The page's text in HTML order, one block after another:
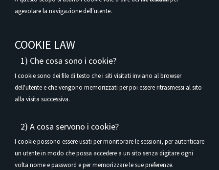
agevolare la navigazione dell'utente.
COOKIE LAW
1) Che cosa sono i cookie?
I cookie sono dei file di testo che i siti visitati inviano al browser
dell'utente e che vengono memorizzati per poi essere ritrasmessi al sito
alla visita successiva.
2) A cosa servono i cookie?
I cookie possono essere usati per monitorare le sessioni, per autenticare
un utente in modo che possa accedere a un sito senza digitare ogni
volta nome e password e per memorizzare le sue preferenze.